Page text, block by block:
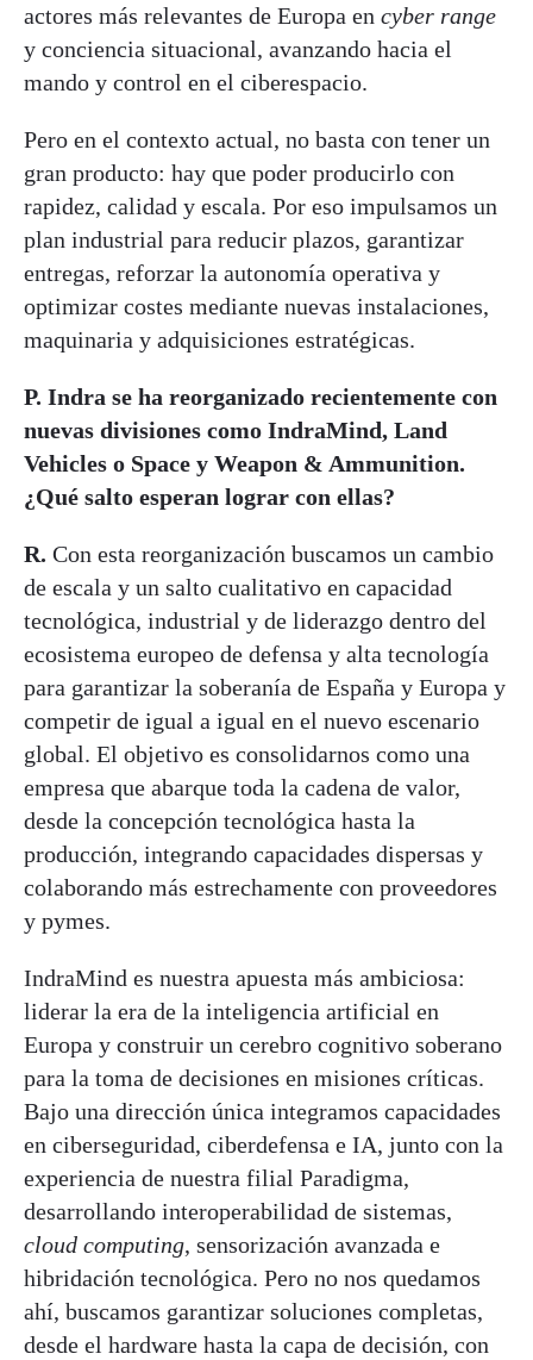
actores más relevantes de Europa en cyber range
y conciencia situacional, avanzando hacia el
mando y control en el ciberespacio.
Pero en el contexto actual, no basta con tener un
gran producto: hay que poder producirlo con
rapidez, calidad y escala. Por eso impulsamos un
plan industrial para reducir plazos, garantizar
entregas, reforzar la autonomía operativa y
optimizar costes mediante nuevas instalaciones,
maquinaria y adquisiciones estratégicas.
P. Indra se ha reorganizado recientemente con
nuevas divisiones como IndraMind, Land
Vehicles o Space y Weapon & Ammunition.
¿Qué salto esperan lograr con ellas?
R. Con esta reorganización buscamos un cambio
de escala y un salto cualitativo en capacidad
tecnológica, industrial y de liderazgo dentro del
ecosistema europeo de defensa y alta tecnología
para garantizar la soberanía de España y Europa y
competir de igual a igual en el nuevo escenario
global. El objetivo es consolidarnos como una
empresa que abarque toda la cadena de valor,
desde la concepción tecnológica hasta la
producción, integrando capacidades dispersas y
colaborando más estrechamente con proveedores
y pymes.
IndraMind es nuestra apuesta más ambiciosa:
liderar la era de la inteligencia artificial en
Europa y construir un cerebro cognitivo soberano
para la toma de decisiones en misiones críticas.
Bajo una dirección única integramos capacidades
en ciberseguridad, ciberdefensa e IA, junto con la
experiencia de nuestra filial Paradigma,
desarrollando interoperabilidad de sistemas,
cloud computing, sensorización avanzada e
hibridación tecnológica. Pero no nos quedamos
ahí, buscamos garantizar soluciones completas,
desde el hardware hasta la capa de decisión, con